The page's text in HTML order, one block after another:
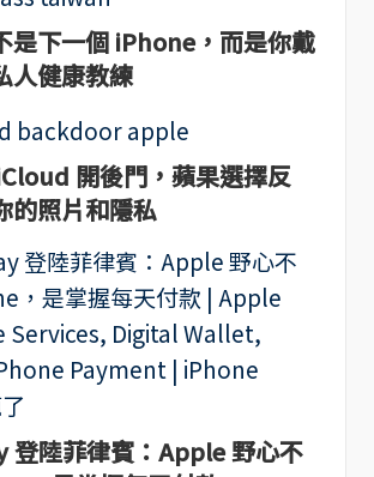
是下一個 iPhone，而是你戴
人健康教練
開後門，蘋果選擇反
的照片和隱私
登陸菲律賓：Apple 野心不